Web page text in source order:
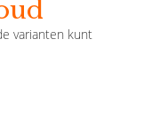
varianten kunt